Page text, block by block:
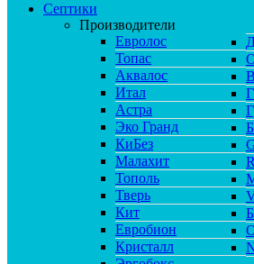
Септики
Производители
Евролос
Топас
Аквалос
Итал
Астра
Эко Гранд
КиБез
Малахит
Тополь
Тверь
Кит
Евробион
Кристалл